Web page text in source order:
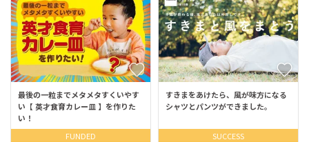
最後の一粒までメタメタすくいやす
い【 英才食育カレー皿 】を作りた
い！
FUNDED
すきまをあけたら、風が味方になる
シャツとパンツができました。
SUCCESS